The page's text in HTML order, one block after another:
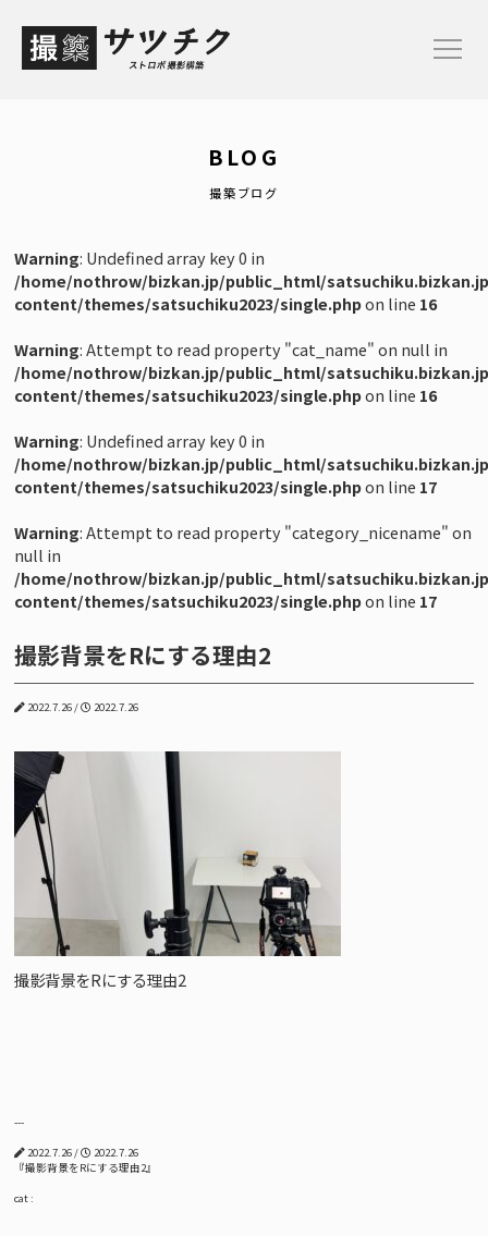
プランと料金
ご依頼の流れ
撮築ブログ
【Plan-M】モデル/アパレル撮影プラン
【Plan-S】商品撮影（小サイズ）撮影プラン
【Plan-L】商品撮影（大サイズ）撮影プラン
【Plan-F】フード 料理撮影プラン
株式会社ビジネスのかんさつ
オンライン動画講座 [ビジかんアカデミア]
写真・動画素材[ビジかん素材ストア]
ALTERNA CREATES
写真と広告事務所NoThrow
BLOG
撮築ブログ
Warning: Undefined array key 0 in
/home/nothrow/bizkan.jp/public_html/
content/themes/satsuchiku2023/single.phpon line 16
Warning: Attempt to read property "cat_name" on null in
/home/nothrow/bizkan.jp/public_html/
content/themes/satsuchiku2023/single.phpon line 16
Warning: Undefined array key 0 in
/home/nothrow/bizkan.jp/public_html/
content/themes/satsuchiku2023/single.phpon line 17
Warning: Attempt to read property "category_nicename" on
null in
/home/nothrow/bizkan.jp/public_html/
content/themes/satsuchiku2023/single.phpon line 17
撮影背景をRにする理由2
2022.7.26 / 2022.7.26
撮影背景をRにする理由2
---
2022.7.26 /
2022.7.26
『撮影背景をRにする理由2』
cat :